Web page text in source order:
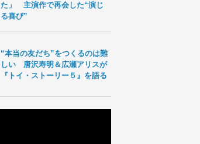
た」 主演作で再会した“演じ
る喜び”
“本当の友だち”をつくるのは難
しい 唐沢寿明＆広瀬アリスが
『トイ・ストーリー５』を語る